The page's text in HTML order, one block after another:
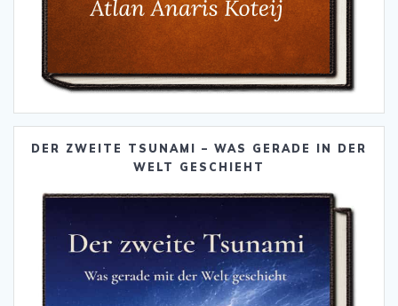
DER ZWEITE TSUNAMI – WAS GERADE IN DER
WELT GESCHIEHT